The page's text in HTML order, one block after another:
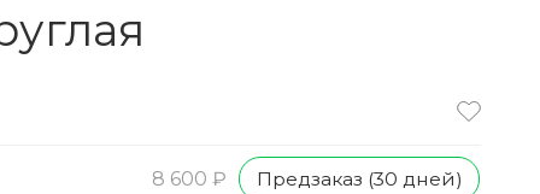
8 600 ₽ Предзаказ (30 дней)